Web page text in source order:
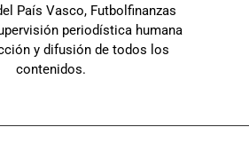
País Vasco, Futbolfinanzas
periodística humana
y difusión de todos los
contenidos.